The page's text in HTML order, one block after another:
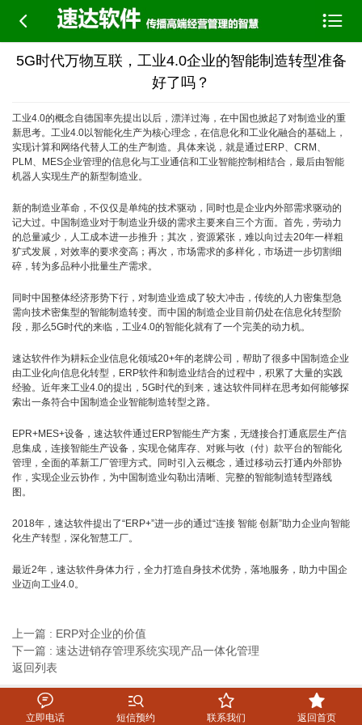
 
5G时代万物互联，工业4.0企业的智能制造转型准备
好了吗？
工业4.0的概念自德国率先提出以后，漂洋过海，在中国也掀起了对制造业的重
新思考。工业4.0以智能化生产为核心理念，在信息化和工业化融合的基础上，
实现计算和网络代替人工的生产制造。具体来说，就是通过ERP、CRM、
PLM、MES企业管理的信息化与工业通信和工业智能控制相结合，最后由智能
机器人实现生产的新型制造业。
新的制造业革命，不仅仅是单纯的技术驱动，同时也是企业内外部需求驱动的
记大过。中国制造业对于制造业升级的需求主要来自三个方面。首先，劳动力
的总量减少，人工成本进一步推升；其次，资源紧张，难以向过去20年一样粗
犷式发展，对效率的要求变高；再次，市场需求的多样化，市场进一步切割细
碎，转为多品种小批量生产需求。
同时中国整体经济形势下行，对制造业造成了较大冲击，传统的人力密集型急
需向技术密集型的智能制造转变。而中国的制造企业目前仍处在信息化转型阶
段，那么5G时代的来临，工业4.0的智能化就有了一个完美的动力机。
速达软件作为耕耘企业信息化领域20+年的老牌公司，帮助了很多中国制造企业
由工业化向信息化转型，ERP软件和制造业结合的过程中，积累了大量的实践
经验。近年来工业4.0的提出，5G时代的到来，速达软件同样在思考如何能够探
索出一条符合中国制造企业智能制造转型之路。
EPR+MES+设备，速达软件通过ERP智能生产方案，无缝接合打通底层生产信
息集成，连接智能生产设备，实现仓储库存、对账与收（付）款平台的智能化
管理，全面的革新工厂管理方式。同时引入云概念，通过移动云打通内外部协
作，实现企业云协作，为中国制造业勾勒出清晰、完整的智能制造转型路线
图。
2018年，速达软件提出了“ERP+”进一步的通过“连接 智能 创新”助力企业向智能
化生产转型，深化智慧工厂。
最近2年，速达软件身体力行，全力打造自身技术优势，落地服务，助力中国企
业迈向工业4.0。
上一篇 : ERP对企业的价值
下一篇 : 速达进销存管理系统实现产品一体化管理
返回列表

立即电话

短信预约

联系我们

返回首页